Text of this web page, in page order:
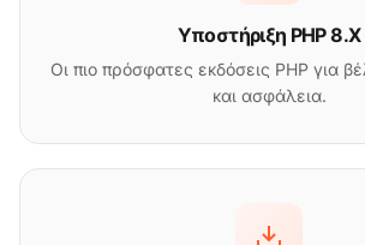
Υποστήριξη PHP 8.X
Οι πιο πρόσφατες εκδόσεις PHP για
και ασφάλεια.